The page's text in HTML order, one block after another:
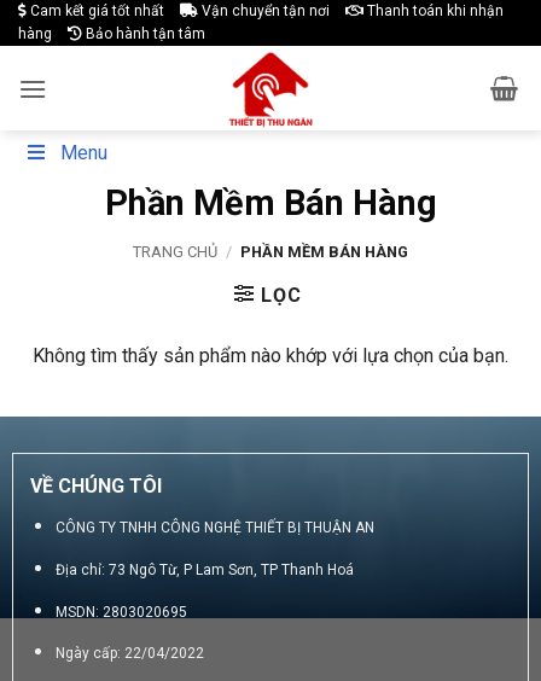
Skip
to
Cam kết giá tốt nhất Vận chuyển tận nơi
Thanh toán khi nhận
hàng
Bảo hành tận tâm
Menu
Phần Mềm Bán Hàng
TRANG CHỦ / PHẦN MỀM BÁN HÀNG
LỌC
Không tìm thấy sản phẩm nào khớp với lựa chọn của bạn.
VỀ CHÚNG TÔI
CÔNG TY TNHH CÔNG NGHỆ THIẾT BỊ THUẬN AN
Địa chỉ: 73 Ngô Từ, P Lam Sơn, TP Thanh Hoá
MSDN: 2803020695
Ngày cấp: 22/04/2022